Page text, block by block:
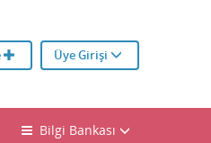
Üye Girişi
Bilgi Bankası